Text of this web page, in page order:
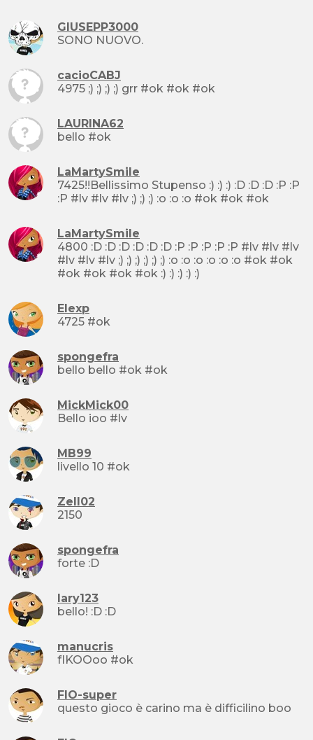
GIUSEPP3000
SONO NUOVO.
cacioCABJ
4975 ;) ;) ;) ;) grr #ok #ok #ok
LAURINA62
bello #ok
LaMartySmile
7425!!Bellissimo Stupenso :) :) :) :D :D :D :P :P
:P #lv #lv #lv ;) ;) ;) :o :o :o #ok #ok #ok
LaMartySmile
4800 :D :D :D :D :D :D :P :P :P :P :P #lv #lv #lv
#lv #lv #lv ;) ;) ;) ;) ;) ;) :o :o :o :o :o :o #ok #ok
#ok #ok #ok #ok :) :) :) :) :)
Elexp
4725 #ok
spongefra
bello bello #ok #ok
MickMick00
Bello ioo #lv
MB99
livello 10 #ok
Zell02
2150
spongefra
forte :D
lary123
bello! :D :D
manucris
fIKOOoo #ok
FIO-super
questo gioco è carino ma è difficilino boo